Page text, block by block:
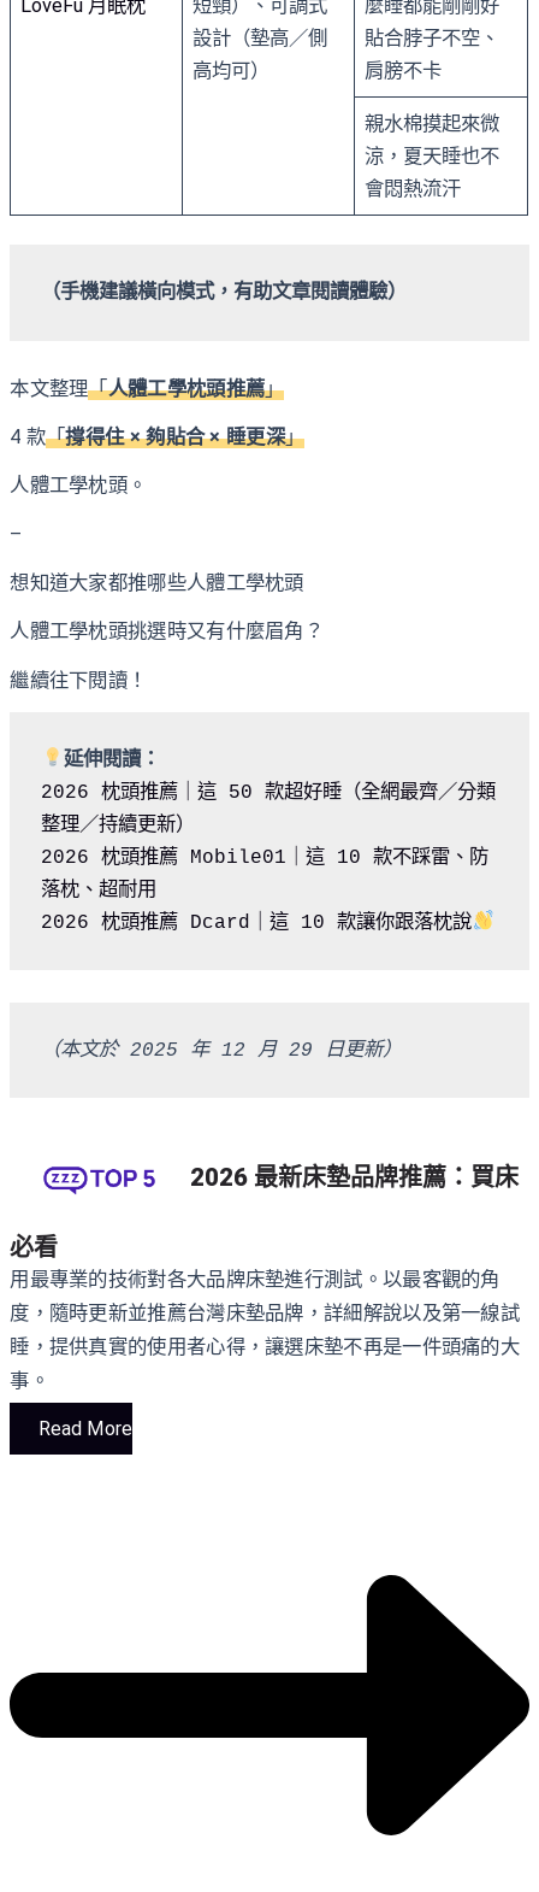
LoveFu 月眠枕
短頸）、可調式
設計（墊高／側
高均可）
麼睡都能剛剛好
貼合脖子不空、
肩膀不卡
親水棉摸起來微
涼，夏天睡也不
會悶熱流汗
（手機建議橫向模式，有助文章閱讀體驗）
本文整理「人體工學枕頭推薦」
4 款「撐得住 × 夠貼合 × 睡更深」
人體工學枕頭。
–
想知道大家都推哪些人體工學枕頭
人體工學枕頭挑選時又有什麼眉角？
繼續往下閱讀！
延伸閱讀：
2026 枕頭推薦｜這 50 款超好睡（全網最齊／分類
整理／持續更新）
2026 枕頭推薦 Mobile01｜這 10 款不踩雷、防
落枕、超耐用
2026 枕頭推薦 Dcard｜這 10 款讓你跟落枕說
（本文於 2025 年 12 月 29 日更新）
2026 最新床墊品牌推薦：買床
必看
用最專業的技術對各大品牌床墊進行測試。以最客觀的角
度，隨時更新並推薦台灣床墊品牌，詳細解說以及第一線試
睡，提供真實的使用者心得，讓選床墊不再是一件頭痛的大
事。
Read More